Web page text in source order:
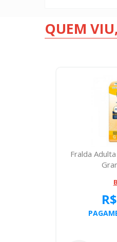
QUEM VIU,
Fralda